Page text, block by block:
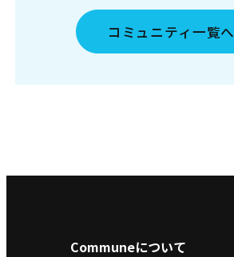
コミュニティ一覧へ
Communeについて